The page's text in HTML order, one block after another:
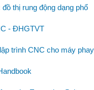
thị rung động dạng phổ
- ĐHGTVT
trình CNC cho máy